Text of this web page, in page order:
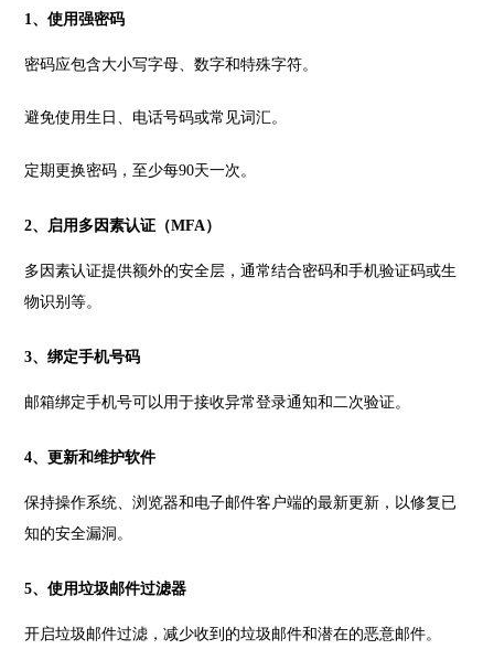
1、使用强密码
密码应包含大小写字母、数字和特殊字符。
避免使用生日、电话号码或常见词汇。
定期更换密码，至少每90天一次。
2、启用多因素认证（MFA）
多因素认证提供额外的安全层，通常结合密码和手机验证码或生
物识别等。
3、绑定手机号码
邮箱绑定手机号可以用于接收异常登录通知和二次验证。
4、更新和维护软件
保持操作系统、浏览器和电子邮件客户端的最新更新，以修复已
知的安全漏洞。
5、使用垃圾邮件过滤器
开启垃圾邮件过滤，减少收到的垃圾邮件和潜在的恶意邮件。